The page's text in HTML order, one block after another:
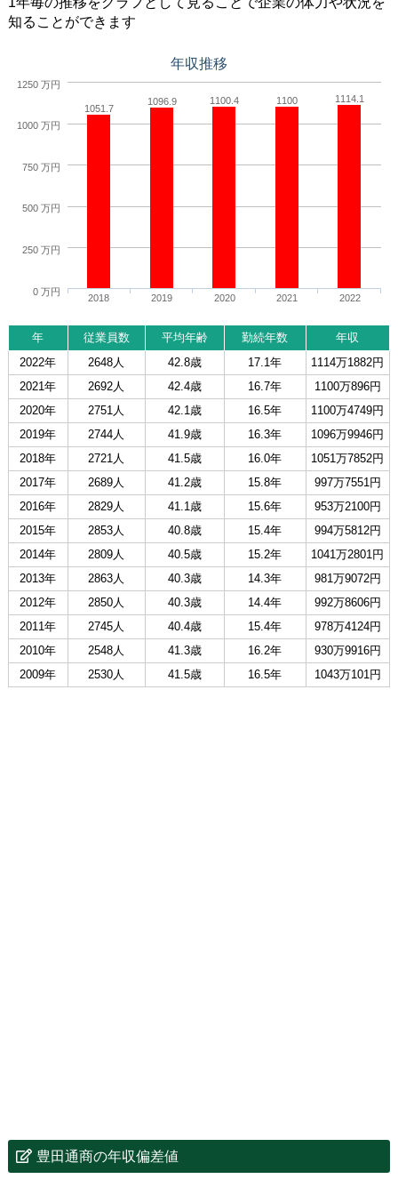
知ることができます
年収推移
1051.7
1096.9 1100.4 1100 1114.1
2018 2019 2020 2021 2022
0 万円
250 万円
500 万円
750 万円
1000 万円
1250 万円
年 従業員数 平均年齢 勤続年数
年収
2022年
2648人 42.8歳 17.1年
1114万1882円
2021年
2692人 42.4歳 16.7年
1100万896円
2020年
2751人 42.1歳 16.5年
1100万4749円
2019年
2744人 41.9歳 16.3年
1096万9946円
2018年
2721人 41.5歳 16.0年
1051万7852円
2017年
2689人 41.2歳 15.8年
997万7551円
2016年
2829人 41.1歳 15.6年
953万2100円
2015年
2853人 40.8歳 15.4年
994万5812円
2014年
2809人 40.5歳 15.2年
1041万2801円
2013年
2863人 40.3歳 14.3年
981万9072円
2012年
2850人 40.3歳 14.4年
992万8606円
2011年
2745人 40.4歳 15.4年
978万4124円
2010年
2548人 41.3歳 16.2年
930万9916円
2009年
2530人 41.5歳 16.5年 1043万101円
豊田通商の年収偏差値